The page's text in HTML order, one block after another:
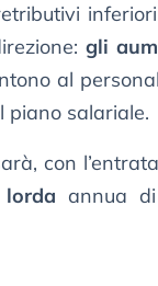
inferiori
gli
al
piano salariale.
con
lorda annua di